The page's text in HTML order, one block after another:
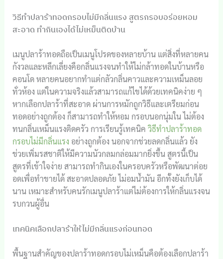
วิธีทำปลาร้าทอดกรอบไม่มีกลิ่นแรง สูตรกรอบอร่อยหอม
สะอาด ทำกินเองได้ไม่เหม็นติดบ้าน
เมนูปลาร้าทอดถือเป็นเมนูโปรดของหลายบ้าน แต่สิ่งที่หลายคน
กังวลและหลีกเลี่ยงคือกลิ่นแรงจนทำให้ไม่กล้าทอดในบ้านหรือ
คอนโด หลายคนอยากทำแต่กลัวกลิ่นคาวและความเหม็นลอย
ทั่วห้อง แต่ในความจริงแล้วสามารถแก้ไขได้ด้วยเทคนิคง่าย ๆ
หากเลือกปลาร้าที่สะอาด ผ่านการหมักถูกวิธีและเตรียมก่อน
ทอดอย่างถูกต้อง ก็สามารถทำให้หอม กรอบนอกนุ่มใน ไม่ต้อง
ทนกลิ่นเหม็นแรงติดครัว การเรียนรู้เทคนิควิธีทำปลาร้าทอด
กรอบไม่มีกลิ่นแรง อย่างถูกต้อง นอกจากช่วยลดกลิ่นแล้ว ยัง
ช่วยเพิ่มรสชาติให้มีความนัวกลมกล่อมมากยิ่งขึ้น สูตรนี้เป็น
สูตรที่เข้าใจง่าย สามารถทำกินเองในครอบครัวหรือพัฒนาต่อย
อดเพื่อทำขายได้ สะอาดปลอดภัย ไม่อมน้ำมัน อีกทั้งยังเก็บได้
นาน เหมาะสำหรับคนรักเมนูปลาร้าแต่ไม่ต้องการให้กลิ่นแรงจน
รบกวนผู้อื่น
เทคนิคเลือกปลาร้าให้ไม่มีกลิ่นแรงก่อนทอด
พื้นฐานสำคัญของปลาร้าทอดกรอบไม่เหม็นคือต้องเลือกปลาร้า